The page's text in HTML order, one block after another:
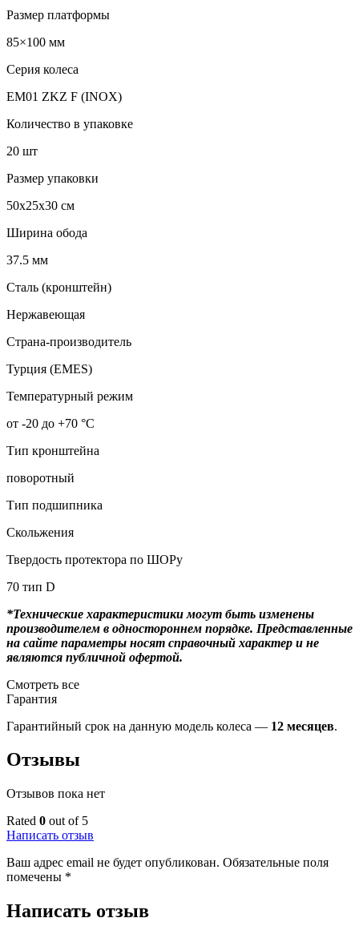
Размер платформы
85×100 мм
Серия колеса
EM01 ZKZ F (INOX)
Количество в упаковке
20 шт
Размер упаковки
50x25x30 см
Ширина обода
37.5 мм
Сталь (кронштейн)
Нержавеющая
Страна-производитель
Турция (EMES)
Температурный режим
от -20 до +70 °С
Тип кронштейна
поворотный
Тип подшипника
Скольжения
Твердость протектора по ШОРу
70 тип D
*Технические характеристики могут быть изменены
производителем в одностороннем порядке. Представленные
на сайте параметры носят справочный характер и не
являются публичной офертой.
Смотреть все
Гарантия
Гарантийный срок на данную модель колеса — 12 месяцев.
Отзывы
Отзывов пока нет
Rated 0 out of 5
Написать отзыв
Ваш адрес email не будет опубликован. Обязательные поля
помечены *
Написать отзыв